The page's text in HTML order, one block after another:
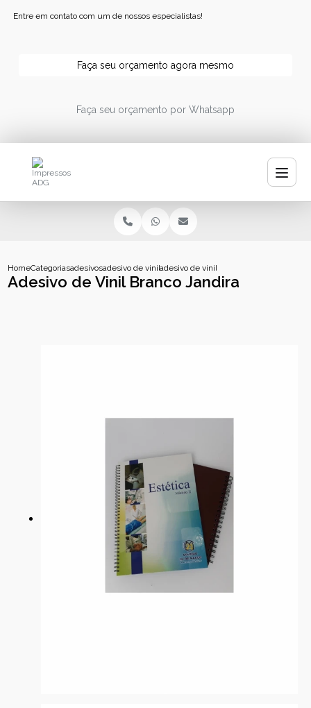
Entre em contato com um de nossos especialistas!
Faça seu orçamento agora mesmo
Faça seu orçamento por Whatsapp
HomeCategoriasadesivosadesivo de vinil brancoadesivo de vinil branco jandira
Adesivo de Vinil Branco Jandira